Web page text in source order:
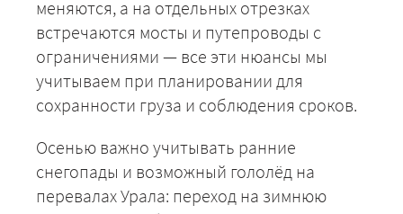
меняются, а на отдельных отрезках
встречаются мосты и путепроводы с
ограничениями — все эти нюансы мы
учитываем при планировании для
сохранности груза и соблюдения сроков.
Осенью важно учитывать ранние
снегопады и возможный гололёд на
перевалах Урала: переход на зимнюю
+7 (499) 520-05-23